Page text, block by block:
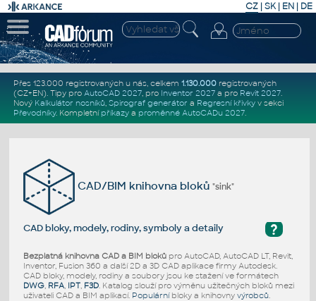
CZ | SK| EN | DE
Přes 123.000 registrovaných u nás, celkem 1.130.000registrovaných
(CZ+EN). Tipy pro AutoCAD 2027, pro Inventor 2027a pro Revit 2027.
Nový Kalkulátor nosníků, Spirograf generátor a Regresní křivkyv sekci
Převodníky. Kompletní příkazya proměnné AutoCADu 2027.
CAD/BIM knihovna bloků"sink"
?
CAD bloky, modely, rodiny, symboly a detaily
Bezplatná knihovna CAD a BIM blokůpro AutoCAD, AutoCAD LT, Revit,
Inventor, Fusion 360 a další 2D a 3D CAD aplikace firmy Autodesk.
CAD bloky, modely, rodiny a soubory jsou ke stažení ve formátech
DWG, RFA, IPT, F3D. Katalog slouží pro výměnu užitečných bloků mezi
uživateli CAD a BIM aplikací. Populárníbloky a knihovny výrobců.